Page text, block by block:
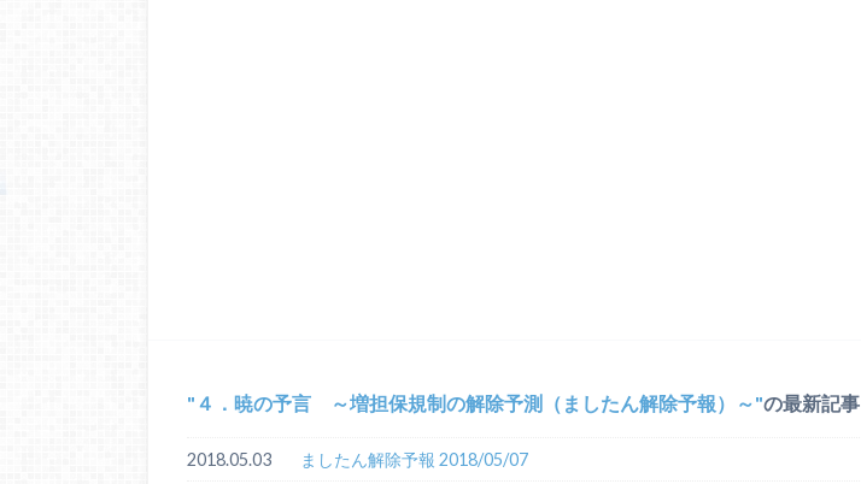
４．暁の予言 ～増担保規制の解除予測（ましたん解除予報）～ の最新記事
2018.05.03 ましたん解除予報 2018/05/07